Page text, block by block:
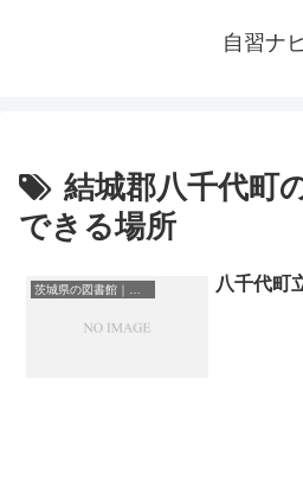
自習ナ
結城郡八千代町
できる場所
八千代町